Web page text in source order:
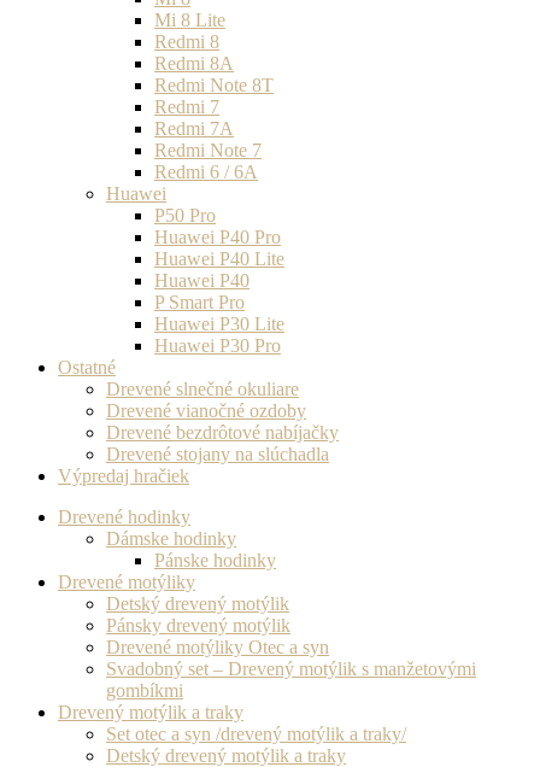
Mi 8 Lite
Redmi 8
Redmi 8A
Redmi Note 8T
Redmi 7
Redmi 7A
Redmi Note 7
Redmi 6 / 6A
Huawei
P50 Pro
Huawei P40 Pro
Huawei P40 Lite
Huawei P40
P Smart Pro
Huawei P30 Lite
Huawei P30 Pro
Ostatné
Drevené slnečné okuliare
Drevené vianočné ozdoby
Drevené bezdrôtové nabíjačky
Drevené stojany na slúchadla
Výpredaj hračiek
Drevené hodinky
Dámske hodinky
Pánske hodinky
Drevené motýliky
Detský drevený motýlik
Pánsky drevený motýlik
Drevené motýliky Otec a syn
Svadobný set – Drevený motýlik s manžetovými
gombíkmi
Drevený motýlik a traky
Set otec a syn /drevený motýlik a traky/
Detský drevený motýlik a traky